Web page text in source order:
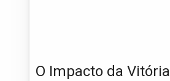
O Impacto da Vitória